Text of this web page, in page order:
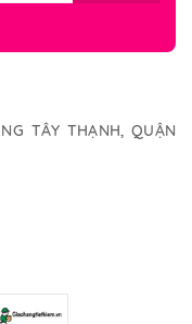
TÂY THẠNH, QUẬN